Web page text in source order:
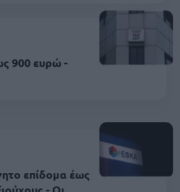
900 ευρώ -
επίδομα έως